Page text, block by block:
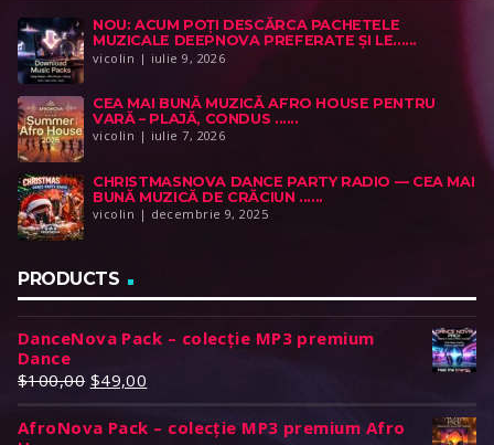
NOU: ACUM POȚI DESCĂRCA PACHETELE
MUZICALE DEEPNOVA PREFERATE ȘI LE......
vicolin | iulie 9, 2026
CEA MAI BUNĂ MUZICĂ AFRO HOUSE PENTRU
VARĂ – PLAJĂ, CONDUS ......
vicolin | iulie 7, 2026
CHRISTMASNOVA DANCE PARTY RADIO — CEA MAI
BUNĂ MUZICĂ DE CRĂCIUN ......
vicolin | decembrie 9, 2025
PRODUCTS
DanceNova Pack – colecție MP3 premium
Dance
$100,00 P
r
e
$49,00
r
e
AfroNova Pack – colecție MP3 premium Afro